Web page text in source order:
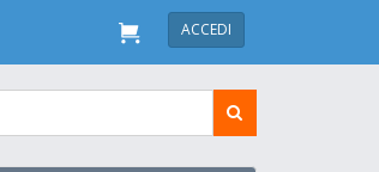
ACCEDI